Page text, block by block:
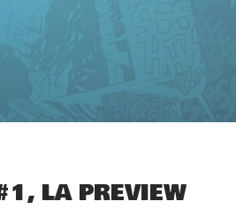
LA PREVIEW